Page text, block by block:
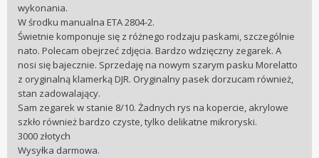
wykonania.
W środku manualna ETA 2804-2.
Świetnie komponuje się z różnego rodzaju paskami, szczególnie
nato. Polecam obejrzeć zdjęcia. Bardzo wdzięczny zegarek. A
nosi się bajecznie. Sprzedaję na nowym szarym pasku Morelatto
z oryginalną klamerką DJR. Oryginalny pasek dorzucam również,
stan zadowalający.
Sam zegarek w stanie 8/10. Żadnych rys na kopercie, akrylowe
szkło również bardzo czyste, tylko delikatne mikroryski.
3000 złotych
Wysyłka darmowa.